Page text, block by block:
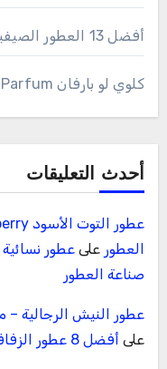
أفضل 13 العطور الصيفية 2025
كلوي لو بارفان Chloe Signature Le Parfum
أحدث التعليقات
العطور على عطور
صناعة العطور
عطور النيش الرجالية –
على أفضل 8 عطور الزفاف الرجالية 2025